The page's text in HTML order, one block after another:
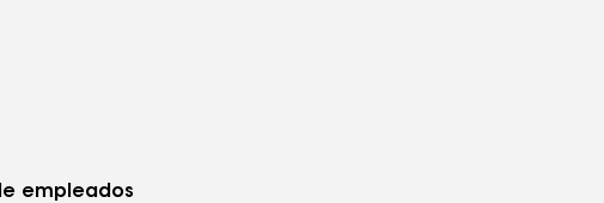
empleados